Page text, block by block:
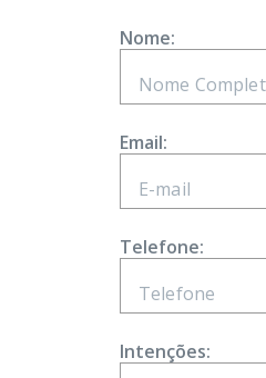
Nome:
Email:
Telefone:
Intenções: